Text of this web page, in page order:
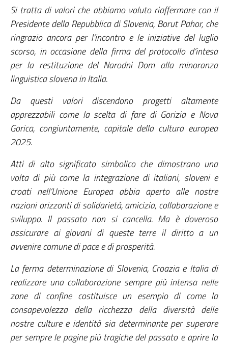
Si tratta di valori che abbiamo voluto riaffermare con il
Presidente della Repubblica di Slovenia, Borut Pahor, che
ringrazio ancora per l’incontro e le iniziative del luglio
scorso, in occasione della firma del protocollo d’intesa
per la restituzione del Narodni Dom alla minoranza
linguistica slovena in Italia.
Da questi valori discendono progetti altamente
apprezzabili come la scelta di fare di Gorizia e Nova
Gorica, congiuntamente, capitale della cultura europea
2025.
Atti di alto significato simbolico che dimostrano una
volta di più come la integrazione di italiani, sloveni e
croati nell’Unione Europea abbia aperto alle nostre
nazioni orizzonti di solidarietà, amicizia, collaborazione e
sviluppo. Il passato non si cancella. Ma è doveroso
assicurare ai giovani di queste terre il diritto a un
avvenire comune di pace e di prosperità.
La ferma determinazione di Slovenia, Croazia e Italia di
realizzare una collaborazione sempre più intensa nelle
zone di confine costituisce un esempio di come la
consapevolezza della ricchezza della diversità delle
nostre culture e identità sia determinante per superare
per sempre le pagine più tragiche del passato e aprire la